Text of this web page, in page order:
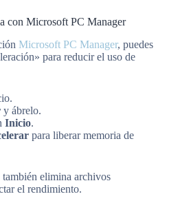
con Microsoft PC Manager
Microsoft PC Manager, puedes
para reducir el uso de
y ábrelo.
Inicio.
para liberar memoria de
elimina archivos
el rendimiento.